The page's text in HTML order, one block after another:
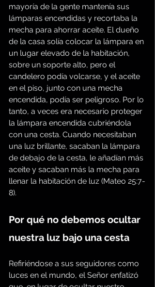
mayoría de la gente mantenía sus
lámparas encendidas y recortaba la
mecha para ahorrar aceite. El dueño
de la casa solía colocar la lámpara en
un lugar elevado de la habitación,
sobre un soporte alto, pero el
candelero podía volcarse, y el aceite
en el piso, junto con una mecha
encendida, podía ser peligroso. Por lo
tanto, a veces era necesario proteger
la lámpara encendida cubriéndola
con una cesta. Cuando necesitaban
una luz brillante, sacaban la lámpara
de debajo de la cesta, le añadían más
aceite y sacaban más la mecha para
llenar la habitación de luz (Mateo 25:7-
8).
Por qué no debemos ocultar
nuestra luz bajo una cesta
Refiriéndose a sus seguidores como
luces en el mundo, el Señor enfatizó